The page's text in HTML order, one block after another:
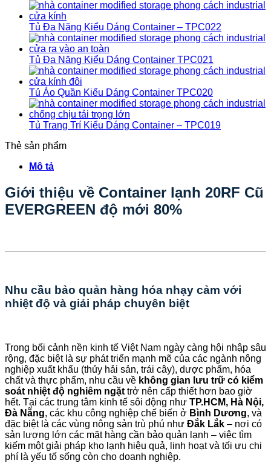
Tủ Đa Năng Kiểu Dáng Container – TPC022
Tủ Đa Năng Kiểu Dáng Container TPC021
Tủ Áo Quần Kiểu Dáng Container TPC020
Tủ Trang Trí Kiểu Dáng Container – TPC019
Thẻ sản phẩm
Mô tả
Giới thiệu về Container lạnh 20RF Cũ
EVERGREEN độ mới 80%
Nhu cầu bảo quản hàng hóa nhạy cảm với
nhiệt độ và giải pháp chuyên biệt
Trong bối cảnh nền kinh tế Việt Nam ngày càng hội nhập sâu
rộng, đặc biệt là sự phát triển mạnh mẽ của các ngành nông
nghiệp xuất khẩu (thủy hải sản, trái cây), dược phẩm, hóa
chất và thực phẩm, nhu cầu về không gian lưu trữ có kiểm
soát nhiệt độ nghiêm ngặt trở nên cấp thiết hơn bao giờ
hết. Tại các trung tâm kinh tế sôi động như TP.HCM, Hà Nội,
Đà Nẵng, các khu công nghiệp chế biến ở Bình Dương, và
đặc biệt là các vùng nông sản trù phú như Đắk Lắk – nơi có
sản lượng lớn các mặt hàng cần bảo quản lạnh – việc tìm
kiếm một giải pháp kho lạnh hiệu quả, linh hoạt và tối ưu chi
phí là yếu tố sống còn cho doanh nghiệp.